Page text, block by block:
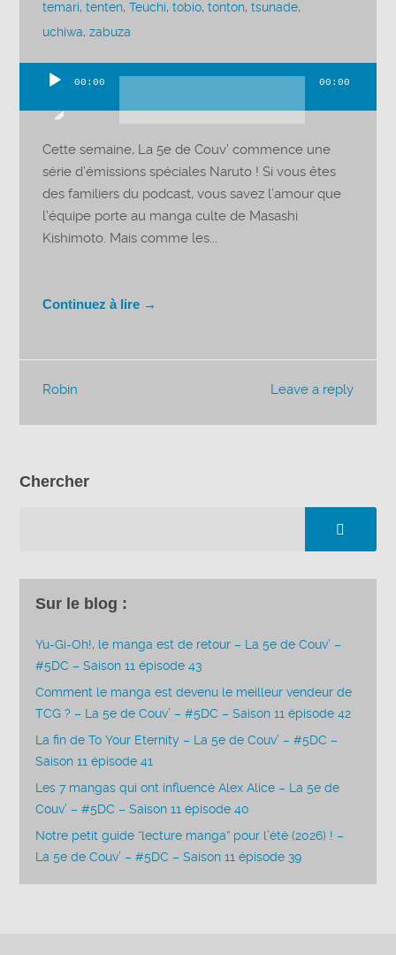
temari,tenten,Teuchi,tobio,tonton,tsunade,
uchiwa,zabuza
audio
00:00 00:00
Cette semaine, La 5e de Couv’ commence une
série d’émissions spéciales Naruto ! Si vous êtes
des familiers du podcast, vous savez l’amour que
l’équipe porte au manga culte de Masashi
Kishimoto. Mais comme les...
Continuez à lire →
Leave a reply
Robin
Chercher
Sur le blog :
Yu-Gi-Oh!, le manga est de retour – La 5e de Couv’ –
#5DC – Saison 11 épisode 43
Comment le manga est devenu le meilleur vendeur de
TCG ? – La 5e de Couv’ – #5DC – Saison 11 épisode 42
La fin de To Your Eternity – La 5e de Couv’ – #5DC –
Saison 11 épisode 41
Les 7 mangas qui ont influencé Alex Alice – La 5e de
Couv’ – #5DC – Saison 11 épisode 40
Notre petit guide “lecture manga” pour l’été (2026) ! –
La 5e de Couv’ – #5DC – Saison 11 épisode 39